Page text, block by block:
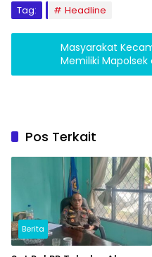
Tag: Headline
Masyarakat
Memiliki Mapolsek
Pos Terkait
Berita